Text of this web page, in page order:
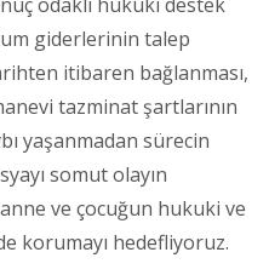
giderlerinin talep
itibaren bağlanması,
tazminat şartlarının
yaşanmadan sürecin
somut olayın
ve çocuğun hukuki ve
korumayı hedefliyoruz.